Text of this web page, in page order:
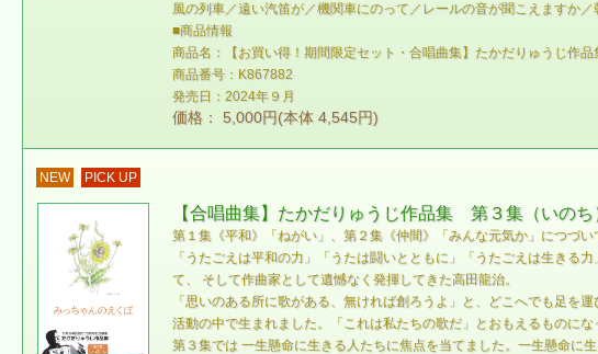
風の列車／遠い汽笛が／機関車にのって／レールの音が聞こえますか
■商品情報
商品名：【お買い得！期間限定セット・合唱曲集】たかだりゅうじ作
商品番号：K867882
発売日：2024年９月
価格： 5,000円(本体 4,545円)
NEW PICK UP
【合唱曲集】たかだりゅうじ作品集 第３集（いのち
第１集《平和》「ねがい」、第２集《仲間》「みんな元気か」につづ
「うたごえは平和の力」「うたは闘いとともに」「うたごえは生きる
て、 そして作曲家として遺憾なく発揮してきた高田龍治。
「思いのある所に歌がある、無ければ創ろうよ」と、どこへでも足を
活動の中で生まれました。「これは私たちの歌だ」とおもえるものにな
第３集では 一生懸命に生きる人たちに焦点を当てました。一生懸命に